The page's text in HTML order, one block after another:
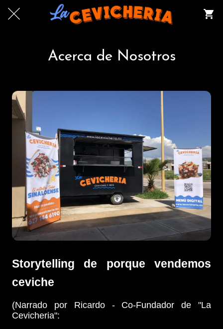
Acerca de Nosotros
Storytelling de porque vendemos
ceviche
(Narrado por Ricardo - Co-Fundador de "La
Cevicheria":